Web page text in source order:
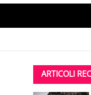
ARTICOLI